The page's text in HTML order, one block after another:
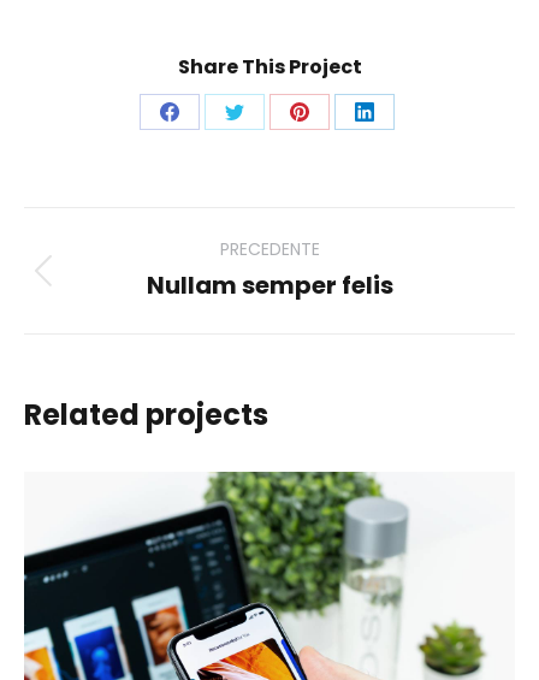
Share This Project
CondividiCondividiCondividiCondividi
navigation
PRECEDENTE
Previous
Nullam semper felis
Related projects